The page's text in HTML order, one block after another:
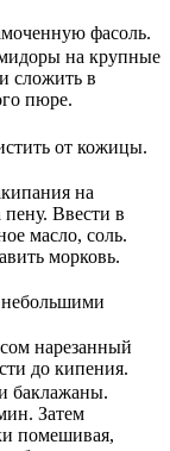
фасоль.
на крупные
сложить в
пюре.
от кожицы.
на
пену. Ввести в
масло, соль.
морковь.
нарезанный
до кипения.
баклажаны.
Затем
помешивая,